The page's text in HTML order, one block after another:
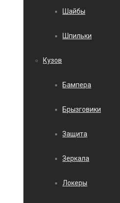
Шайбы
Шпильки
Кузов
Бампера
Брызговики
Защита
Зеркала
Локеры